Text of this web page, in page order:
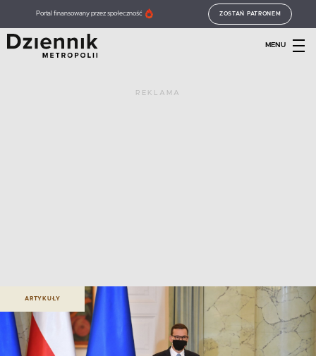
Portal finansowany przez społeczność ZOSTAŃ PATRONEM
MENU
REKLAMA
ARTYKUŁY